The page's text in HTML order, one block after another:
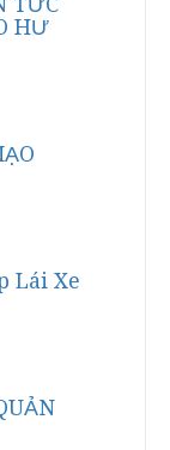
HƯ
Lái Xe